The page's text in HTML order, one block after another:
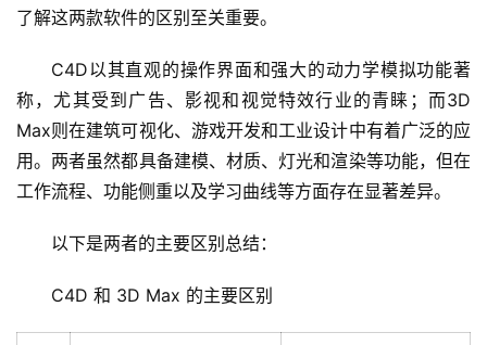
了解这两款软件的区别至关重要。
C4D以其直观的操作界面和强大的动力学模拟功能著
称，尤其受到广告、影视和视觉特效行业的青睐；而3D
Max则在建筑可视化、游戏开发和工业设计中有着广泛的应
用。两者虽然都具备建模、材质、灯光和渲染等功能，但在
工作流程、功能侧重以及学习曲线等方面存在显著差异。
以下是两者的主要区别总结：
C4D 和 3D Max 的主要区别